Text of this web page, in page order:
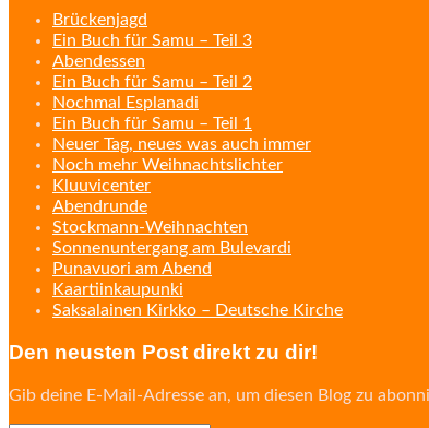
Brückenjagd
Ein Buch für Samu – Teil 3
Abendessen
Ein Buch für Samu – Teil 2
Nochmal Esplanadi
Ein Buch für Samu – Teil 1
Neuer Tag, neues was auch immer
Noch mehr Weihnachtslichter
Kluuvicenter
Abendrunde
Stockmann-Weihnachten
Sonnenuntergang am Bulevardi
Punavuori am Abend
Kaartiinkaupunki
Saksalainen Kirkko – Deutsche Kirche
Den neusten Post direkt zu dir!
Gib deine E-Mail-Adresse an, um diesen Blog zu